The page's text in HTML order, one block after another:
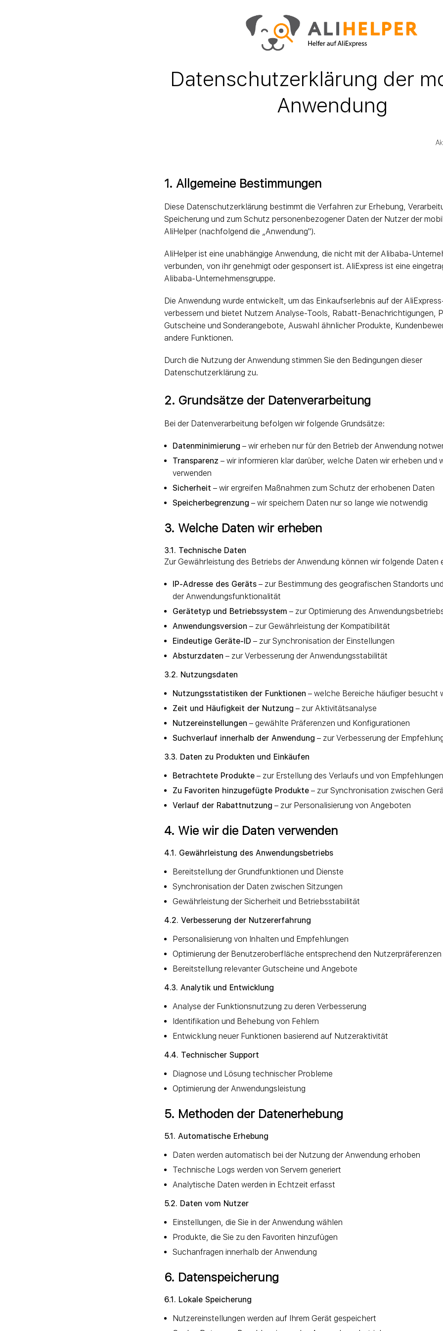
Datenschutzerklärung der
Anwendung
1. Allgemeine Bestimmungen
Diese Datenschutzerklärung bestimmt die Verfahren zur Erhebung,
Speicherung und zum Schutz personenbezogener Daten der Nutzer der
AliHelper (nachfolgend die „Anwendung").
AliHelper ist eine unabhängige Anwendung, die nicht mit der Alibaba-
verbunden, von ihr genehmigt oder gesponsert ist. AliExpress ist eine
Alibaba-Unternehmensgruppe.
Die Anwendung wurde entwickelt, um das Einkaufserlebnis auf der
verbessern und bietet Nutzern Analyse-Tools, Rabatt-Benachrichtigungen,
Gutscheine und Sonderangebote, Auswahl ähnlicher Produkte,
andere Funktionen.
Durch die Nutzung der Anwendung stimmen Sie den Bedingungen dieser
Datenschutzerklärung zu.
2. Grundsätze der Datenverarbeitung
Bei der Datenverarbeitung befolgen wir folgende Grundsätze:
Datenminimierung – wir erheben nur für den Betrieb der Anwendung
Transparenz – wir informieren klar darüber, welche Daten wir erheben und
verwenden
Sicherheit – wir ergreifen Maßnahmen zum Schutz der erhobenen Daten
Speicherbegrenzung – wir speichern Daten nur so lange wie notwendig
3. Welche Daten wir erheben
3.1. Technische Daten
Zur Gewährleistung des Betriebs der Anwendung können wir folgende Daten
IP-Adresse des Geräts – zur Bestimmung des geografischen Standorts
der Anwendungsfunktionalität
Gerätetyp und Betriebssystem – zur Optimierung des
Anwendungsversion – zur Gewährleistung der Kompatibilität
Eindeutige Geräte-ID – zur Synchronisation der Einstellungen
Absturzdaten – zur Verbesserung der Anwendungsstabilität
3.2. Nutzungsdaten
Nutzungsstatistiken der Funktionen – welche Bereiche häufiger besucht
Zeit und Häufigkeit der Nutzung – zur Aktivitätsanalyse
Nutzereinstellungen – gewählte Präferenzen und Konfigurationen
Suchverlauf innerhalb der Anwendung – zur Verbesserung der
3.3. Daten zu Produkten und Einkäufen
Betrachtete Produkte – zur Erstellung des Verlaufs und von Empfehlungen
Zu Favoriten hinzugefügte Produkte – zur Synchronisation zwischen
Verlauf der Rabattnutzung – zur Personalisierung von Angeboten
4. Wie wir die Daten verwenden
4.1. Gewährleistung des Anwendungsbetriebs
Bereitstellung der Grundfunktionen und Dienste
Synchronisation der Daten zwischen Sitzungen
Gewährleistung der Sicherheit und Betriebsstabilität
4.2. Verbesserung der Nutzererfahrung
Personalisierung von Inhalten und Empfehlungen
Optimierung der Benutzeroberfläche entsprechend den Nutzerpräferenzen
Bereitstellung relevanter Gutscheine und Angebote
4.3. Analytik und Entwicklung
Analyse der Funktionsnutzung zu deren Verbesserung
Identifikation und Behebung von Fehlern
Entwicklung neuer Funktionen basierend auf Nutzeraktivität
4.4. Technischer Support
Diagnose und Lösung technischer Probleme
Optimierung der Anwendungsleistung
5. Methoden der Datenerhebung
5.1. Automatische Erhebung
Daten werden automatisch bei der Nutzung der Anwendung erhoben
Technische Logs werden von Servern generiert
Analytische Daten werden in Echtzeit erfasst
5.2. Daten vom Nutzer
Einstellungen, die Sie in der Anwendung wählen
Produkte, die Sie zu den Favoriten hinzufügen
Suchanfragen innerhalb der Anwendung
6. Datenspeicherung
6.1. Lokale Speicherung
Nutzereinstellungen werden auf Ihrem Gerät gespeichert